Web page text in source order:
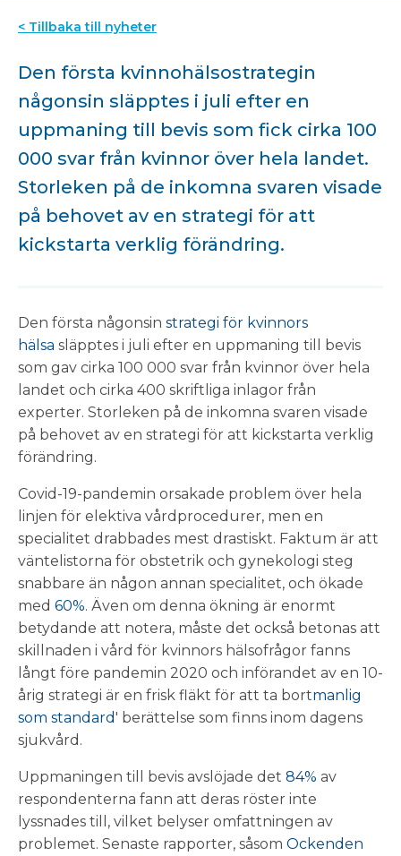
< Tillbaka till nyheter
Den första kvinnohälsostrategin
någonsin släpptes i juli efter en
uppmaning till bevis som fick cirka 100
000 svar från kvinnor över hela landet.
Storleken på de inkomna svaren visade
på behovet av en strategi för att
kickstarta verklig förändring.
Den första någonsin strategi för kvinnors
hälsa släpptes i juli efter en uppmaning till bevis
som gav cirka 100 000 svar från kvinnor över hela
landet och cirka 400 skriftliga inlagor från
experter. Storleken på de inkomna svaren visade
på behovet av en strategi för att kickstarta verklig
förändring.
Covid-19-pandemin orsakade problem över hela
linjen för elektiva vårdprocedurer, men en
specialitet drabbades mest drastiskt. Faktum är att
väntelistorna för obstetrik och gynekologi steg
snabbare än någon annan specialitet, och ökade
med 60%. Även om denna ökning är enormt
betydande att notera, måste det också betonas att
skillnaden i vård för kvinnors hälsofrågor fanns
långt före pandemin 2020 och införandet av en 10-
årig strategi är en frisk fläkt för att ta bortmanlig
som standard' berättelse som finns inom dagens
sjukvård.
Uppmaningen till bevis avslöjade det 84% av
respondenterna fann att deras röster inte
lyssnades till, vilket belyser omfattningen av
problemet. Senaste rapporter, såsom Ockenden